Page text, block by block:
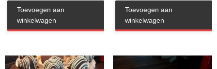
Toevoegen aan
winkelwagen
Toevoegen aan
winkelwagen